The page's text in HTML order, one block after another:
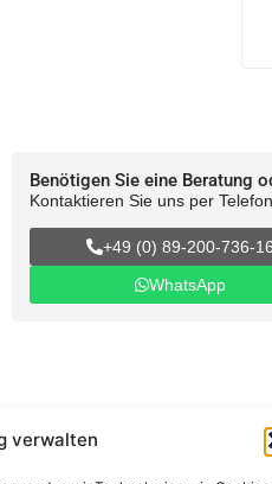
verwalten
Benötigen Sie eine Beratung
Kontaktieren Sie uns per
+49 (0) 89-200-736-16
WhatsApp
2100m blau